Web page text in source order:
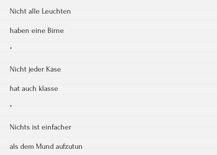
Nicht alle Leuchten
haben eine Birne
*
Nicht jeder Käse
hat auch klasse
*
Nichts ist einfacher
als dem Mund aufzutun